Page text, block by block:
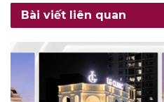
Bài viết liên quan